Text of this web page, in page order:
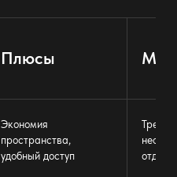
Плюсы
Экономия
пространства,
удобный доступ